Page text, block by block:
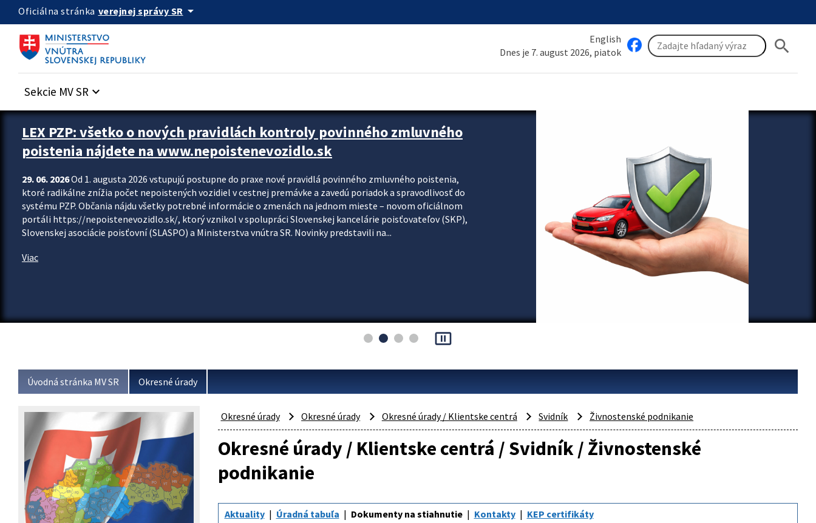
Preskocit na hlavný obsah
Oficiálna stránka verejnej správy SR arrow_drop_down
English
Dnes je 7. august 2026, piatok
search
Sekcie MV SR keyboard_arrow_down
Zastavit automatický posun upútavok
LEX PZP: všetko o nových pravidlách kontroly povinného zmluvného
poistenia nájdete na www.nepoistenevozidlo.sk
29. 06. 2026Od 1. augusta 2026 vstupujú postupne do praxe nové pravidlá povinného zmluvného poistenia,
ktoré radikálne znížia počet nepoistených vozidiel v cestnej premávke a zavedú poriadok a spravodlivosť do
systému PZP. Občania nájdu všetky potrebné informácie o zmenách na jednom mieste – novom oficiálnom
portáli https://nepoistenevozidlo.sk/, ktorý vznikol v spolupráci Slovenskej kancelárie poisťovateľov (SKP),
Slovenskej asociácie poisťovní (SLASPO) a Ministerstva vnútra SR. Novinky predstavili na...
Viac
pause_presentation
Úvodná stránka MV SR Okresné úrady
Okresné úrady Okresné úrady Okresné úrady / Klientske centrá Svidník Živnostenské podnikanie
Okresné úrady / Klientske centrá / Svidník / Živnostenské
podnikanie
Aktuality Úradná tabuľa Dokumenty na stiahnutie Kontakty KEP certifikáty